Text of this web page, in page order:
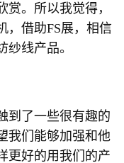
。所以我觉得，
，借助FS展，相信
线产品。
了一些很有趣的
我们能够加强和他
更好的用我们的产